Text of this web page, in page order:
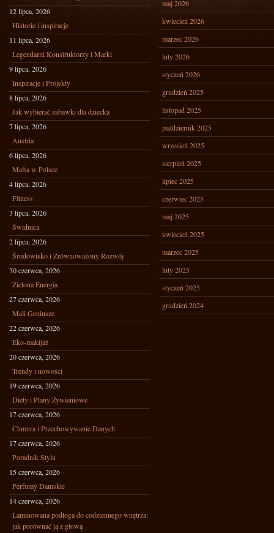
12 lipca, 2026
Historie i inspiracje
11 lipca, 2026
Legendarni Konstruktorzy i Marki
9 lipca, 2026
Inspiracje i Projekty
8 lipca, 2026
Jak wybierać zabawki dla dziecka
7 lipca, 2026
Austria
6 lipca, 2026
Mafia w Polsce
4 lipca, 2026
Fitness
3 lipca, 2026
Świdnica
2 lipca, 2026
Środowisko i Zrównoważony Rozwój
30 czerwca, 2026
Zielona Energia
27 czerwca, 2026
Mali Geniusze
22 czerwca, 2026
Eko-makijaż
20 czerwca, 2026
Trendy i nowości
19 czerwca, 2026
Diety i Plany Żywieniowe
17 czerwca, 2026
Chmura i Przechowywanie Danych
17 czerwca, 2026
Poradnik Stylu
15 czerwca, 2026
Perfumy Damskie
14 czerwca, 2026
Laminowana podłoga do codziennego wnętrza:
jak porównać ją z głową
maj 2026
kwiecień 2026
marzec 2026
luty 2026
styczeń 2026
grudzień 2025
listopad 2025
październik 2025
wrzesień 2025
sierpień 2025
lipiec 2025
czerwiec 2025
maj 2025
kwiecień 2025
marzec 2025
luty 2025
styczeń 2025
grudzień 2024